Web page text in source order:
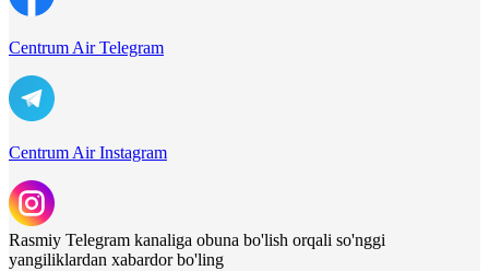
Centrum Air Telegram
Centrum Air Instagram
Rasmiy Telegram kanaliga obuna bo'lish orqali so'nggi
yangiliklardan xabardor bo'ling